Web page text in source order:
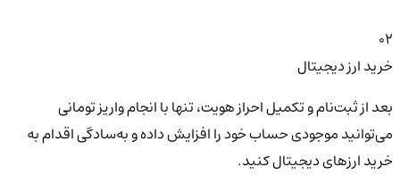
02
خرید ارز دیجیتال
بعد از ثبت‌نام و تکمیل احراز هویت، تنها با انجام واریز تومانی
می‌توانید موجودی حساب خود را افزایش داده و به‌سادگی اقدام به
خرید ارزهای دیجیتال کنید.